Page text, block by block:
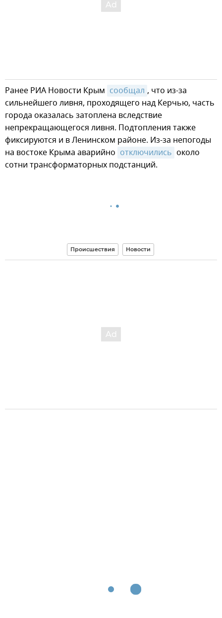
Ранее РИА Новости Крым сообщал , что из-за
сильнейшего ливня, проходящего над Керчью, часть
города оказалась затоплена вследствие
непрекращающегося ливня. Подтопления также
фиксируются и в Ленинском районе. Из-за непогоды
на востоке Крыма аварийно отключились около
сотни трансформаторных подстанций.
Происшествия Новости